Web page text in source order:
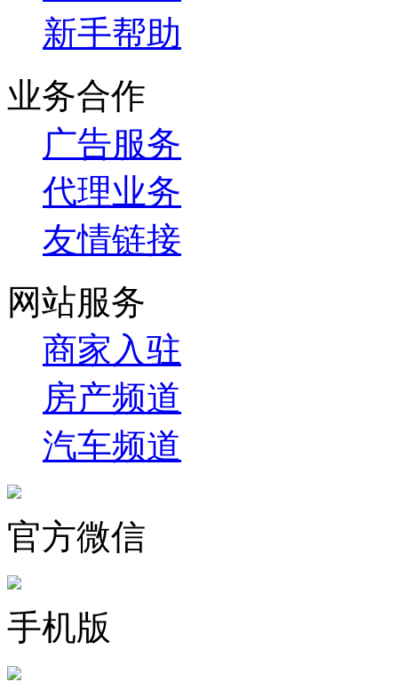
新手帮助
业务合作
广告服务
代理业务
友情链接
网站服务
商家入驻
房产频道
汽车频道
官方微信
手机版